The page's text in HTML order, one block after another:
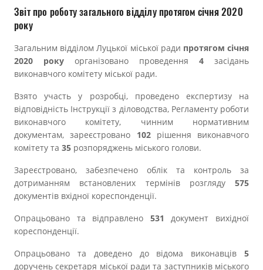
Документи
Звіт про роботу загального відділу протягом січня 2020
року
Загальним відділом Луцької міської ради протягом січня
2020 року організовано проведення 4 засідань
виконавчого комітету міської ради.
Взято участь у розробці, проведено експертизу на
відповідність Інструкції з діловодства, Регламенту роботи
виконавчого комітету, чинним нормативним
документам, зареєстровано 102 рішення виконавчого
комітету та 35 розпоряджень міського голови.
Зареєстровано, забезпечено облік та контроль за
дотриманням встановлених термінів розгляду 575
документів вхідної кореспонденції.
Опрацьовано та відправлено 531документ вихідної
кореспонденції.
Опрацьовано та доведено до відома виконавців 5
доручень секретаря міської ради та заступників міського